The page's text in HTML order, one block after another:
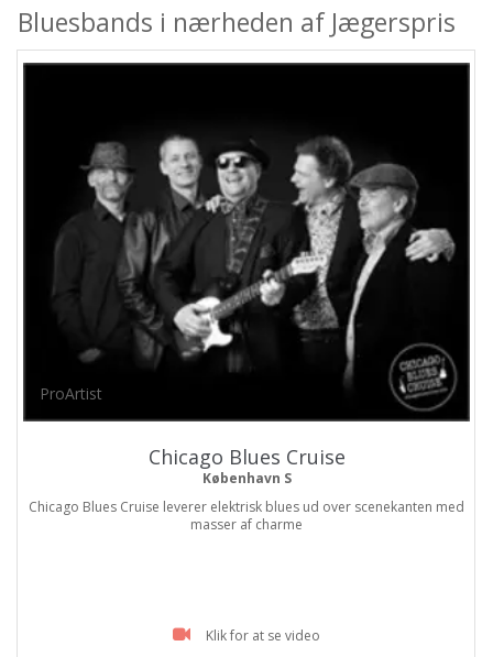
Bluesbands i nærheden af Jægerspris
ProArtist
Chicago Blues Cruise
København S
Chicago Blues Cruise leverer elektrisk blues ud over scenekanten med
masser af charme
Klik for at se video